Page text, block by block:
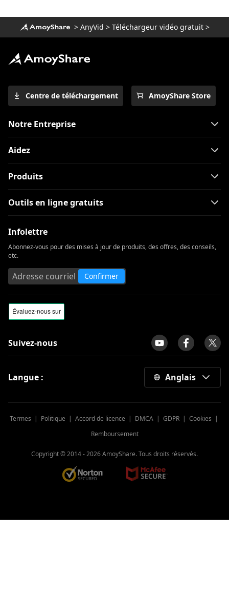
regarder des séries télévisées
Top 10 des alternatives CouchTuner qui
Top 10 des alternatives KissCartoon:
Les 11 meilleurs sites pour regarder des
dessins animés en ligne gratuitement
10 sites comme WorldStarHipHop à ne
Skillshare vs Udemy: lequel vous
convient le mieux?
pour regarder du sport en ligne
10 applications comme Snapchat |
instantanée et de filtre de visage
> AnyVid > Téléchargeur vidéo gratuit>
Centre de téléchargement AmoyShare Store
Notre Entreprise
Aidez
Produits
Outils en ligne gratuits
Infolettre
Abonnez-vous pour des mises à jour de produits, des offres, des conseils,
etc.
Confirmer
Suivez-nous
Langue : Anglais
Termes | Politique | Accord de licence | DMCA| GDPR| Cookies |
Remboursement
Copyright © 2014 -2026AmoyShare. Tous droits réservés.